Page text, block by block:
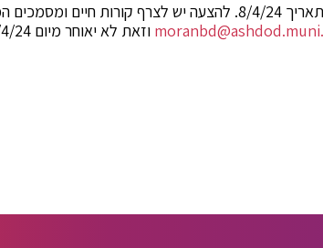
פרטים נוספים ניתן לקבל בדואר אלקטרוני עד לתאריך 8/
וזאת לא יאוחר מיום 15/4/24